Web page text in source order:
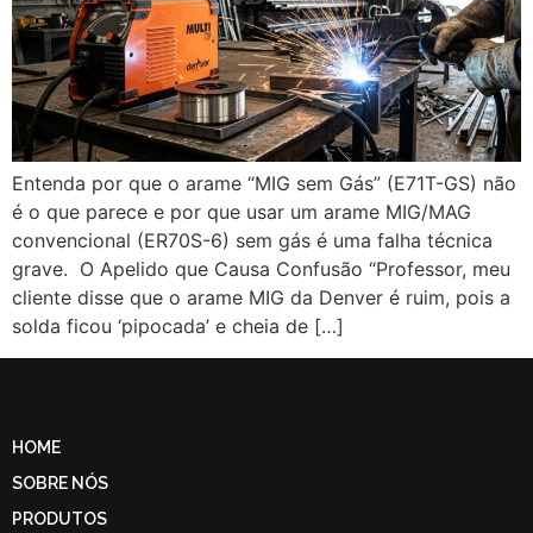
Entenda por que o arame “MIG sem Gás” (E71T-GS) não
é o que parece e por que usar um arame MIG/MAG
convencional (ER70S-6) sem gás é uma falha técnica
grave. O Apelido que Causa Confusão “Professor, meu
cliente disse que o arame MIG da Denver é ruim, pois a
solda ficou ‘pipocada’ e cheia de […]
HOME
SOBRE NÓS
PRODUTOS